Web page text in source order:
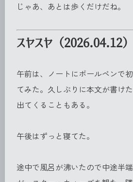
じゃあ、あとは歩くだけだね。
スヤスヤ（2026.04.12）
午前は、ノートにボールペンで
てみた。久しぶりに本文が書け
出てくることもある。
午後はずっと寝てた。
途中で風呂が沸いたので中途半